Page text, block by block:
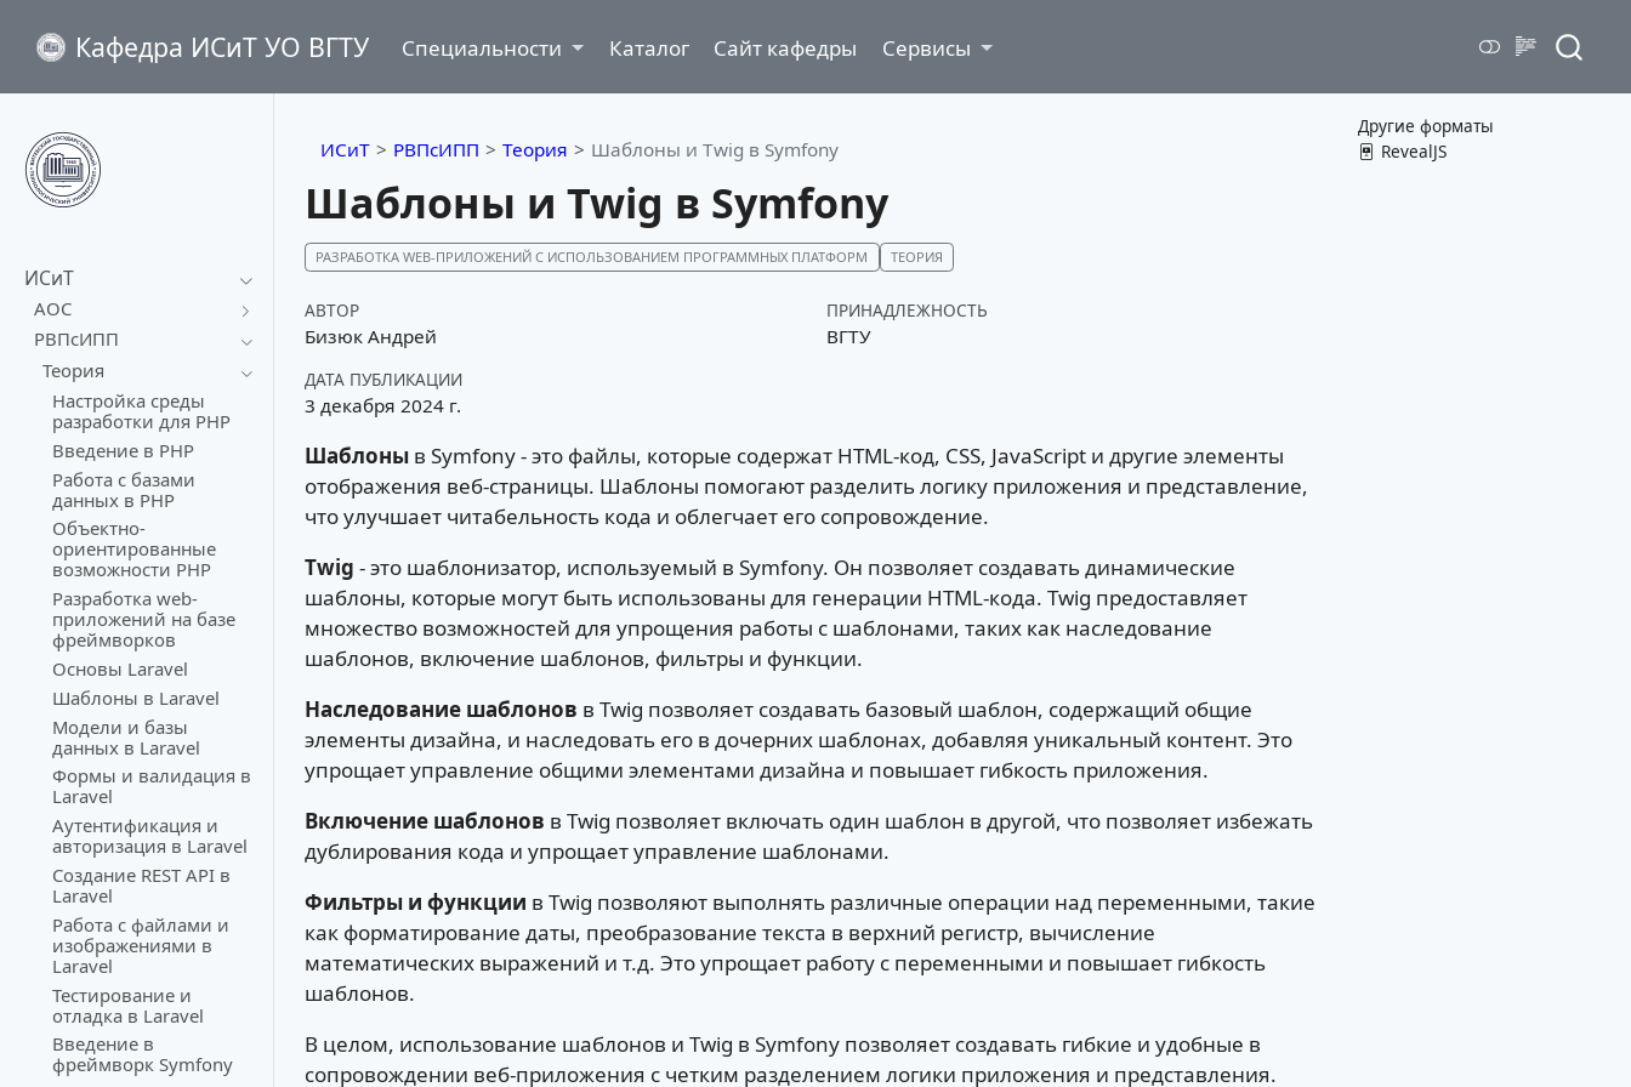
Кафедра ИСиТ УО ВГТУ Специальности Каталог Сайт кафедры Сервисы
ИСиТ
АОС
РВПсИПП
Теория
Настройка среды
разработки для PHP
Введение в PHP
Работа с базами
данных в PHP
Объектно-
ориентированные
возможности PHP
Разработка web-
приложений на базе
фреймворков
Основы Laravel
Шаблоны в Laravel
Модели и базы
данных в Laravel
Формы и валидация в
Laravel
Аутентификация и
авторизация в Laravel
Создание REST API в
Laravel
Работа с файлами и
изображениями в
Laravel
Тестирование и
отладка в Laravel
Введение в
фреймворк Symfony
Другие форматы
RevealJS
ИСиТ РВПсИПП Теория Шаблоны и Twig в Symfony
Шаблоны и Twig в Symfony
РАЗРАБОТКА WEB-ПРИЛОЖЕНИЙ С ИСПОЛЬЗОВАНИЕМ ПРОГРАММНЫХ ПЛАТФОРМ ТЕОРИЯ
АВТОР ПРИНАДЛЕЖНОСТЬ
Бизюк Андрей ВГТУ
ДАТА ПУБЛИКАЦИИ
3 декабря 2024 г.
Шаблоны в Symfony - это файлы, которые содержат HTML-код, CSS, JavaScript и другие элементы
отображения веб-страницы. Шаблоны помогают разделить логику приложения и представление,
что улучшает читабельность кода и облегчает его сопровождение.
Twig - это шаблонизатор, используемый в Symfony. Он позволяет создавать динамические
шаблоны, которые могут быть использованы для генерации HTML-кода. Twig предоставляет
множество возможностей для упрощения работы с шаблонами, таких как наследование
шаблонов, включение шаблонов, фильтры и функции.
Наследование шаблонов в Twig позволяет создавать базовый шаблон, содержащий общие
элементы дизайна, и наследовать его в дочерних шаблонах, добавляя уникальный контент. Это
упрощает управление общими элементами дизайна и повышает гибкость приложения.
Включение шаблонов в Twig позволяет включать один шаблон в другой, что позволяет избежать
дублирования кода и упрощает управление шаблонами.
Фильтры и функции в Twig позволяют выполнять различные операции над переменными, такие
как форматирование даты, преобразование текста в верхний регистр, вычисление
математических выражений и т.д. Это упрощает работу с переменными и повышает гибкость
шаблонов.
В целом, использование шаблонов и Twig в Symfony позволяет создавать гибкие и удобные в
сопровождении веб-приложения с четким разделением логики приложения и представления.